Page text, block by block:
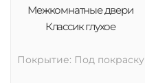
Межкомнатные двери
Классик глухое
Покрытие: Под покраску